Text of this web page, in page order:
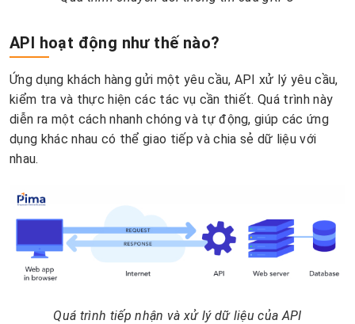
API hoạt động như thế nào?
Ứng dụng khách hàng gửi một yêu cầu, API xử lý yêu cầu,
kiểm tra và thực hiện các tác vụ cần thiết. Quá trình này
diễn ra một cách nhanh chóng và tự động, giúp các ứng
dụng khác nhau có thể giao tiếp và chia sẻ dữ liệu với
nhau.
Quá trình tiếp nhận và xử lý dữ liệu của API